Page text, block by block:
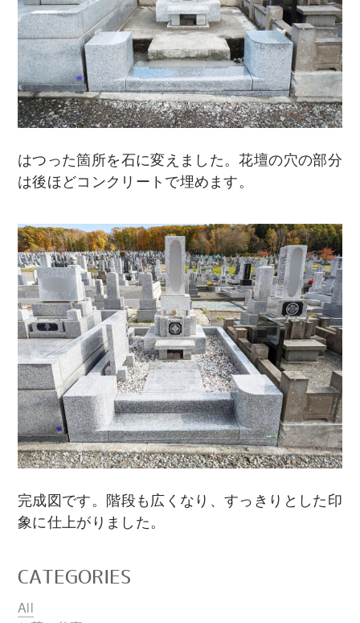
はつった箇所を石に変えました。花壇の穴の部分
は後ほどコンクリートで埋めます。
完成図です。階段も広くなり、すっきりとした印
象に仕上がりました。
CATEGORIES
All